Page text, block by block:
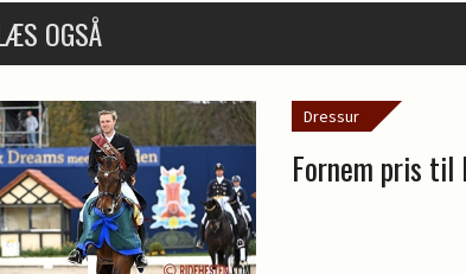
OGSÅ
Dressur
Fornem pris